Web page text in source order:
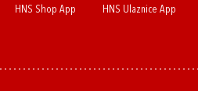
HNS Shop App HNS Ulaznice App